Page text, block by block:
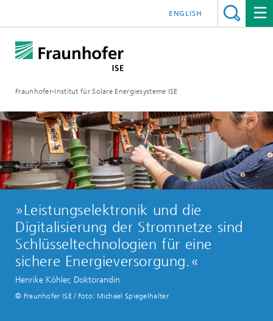
Fraunhofer-Institut für Solare Energiesysteme ISE
ENGLISH
»Leistungselektronik und die
Digitalisierung der Stromnetze sind
Schlüsseltechnologien für eine
sichere Energieversorgung.«
Henrike Köhler, Doktorandin
© Fraunhofer ISE / Foto: Michael Spiegelhalter